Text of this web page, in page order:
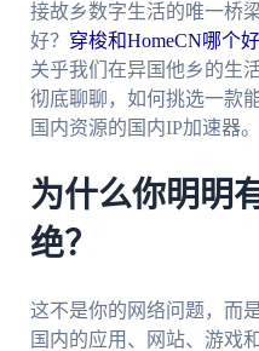
接故乡数字生活的唯一桥
好？ 穿梭和HomeCN哪个好
关乎我们在异国他乡的生
彻底聊聊，如何挑选一款
国内资源的国内IP加速器。
为什么你明明
绝？
这不是你的网络问题，而
国内的应用、网站、游戏